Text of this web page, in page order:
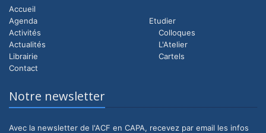
Accueil
Etudier
Colloques
L'Atelier
Cartels
Agenda
Activités
Actualités
Librairie
Contact
Notre newsletter
Avec la newsletter de l'ACF en CAPA, recevez par email les infos